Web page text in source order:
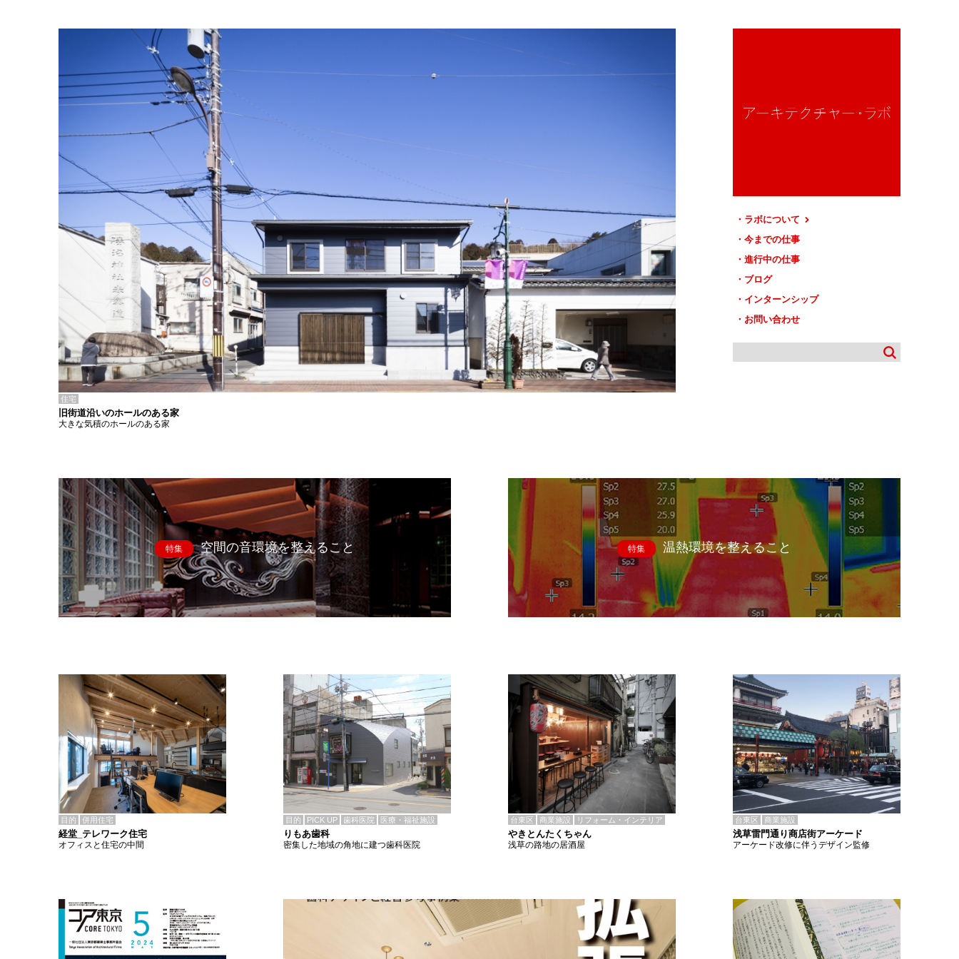
ラボについて
今までの仕事
進行中の仕事
ブログ
インターンシップ
お問い合わせ
住宅
旧街道沿いのホールのある家
大きな気積のホールのある家
特集 空間の音環境を整えること 特集 温熱環境を整えること
目的 併用住宅
経堂_テレワーク住宅
オフィスと住宅の中間
目的 PICK UP 歯科医院 医療・福祉施設
りもあ歯科
密集した地域の角地に建つ歯科医院
台東区 商業施設 リフォーム・インテリア
やきとんたくちゃん
浅草の路地の居酒屋
台東区 商業施設
浅草雷門通り商店街アーケード
アーケード改修に伴うデザイン監修